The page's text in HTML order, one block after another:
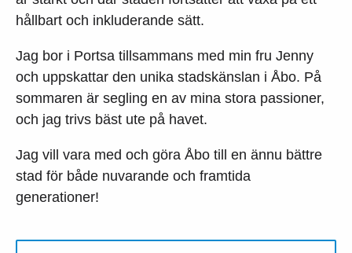
hållbart och inkluderande sätt.
Jag bor i Portsa tillsammans med min fru Jenny
och uppskattar den unika stadskänslan i Åbo. På
sommaren är segling en av mina stora passioner,
och jag trivs bäst ute på havet.
Jag vill vara med och göra Åbo till en ännu bättre
stad för både nuvarande och framtida
generationer!